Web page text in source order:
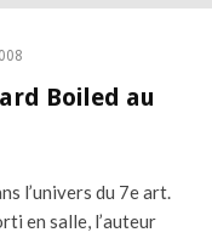
Boiled au
l’univers du 7e art.
en salle, l’auteur